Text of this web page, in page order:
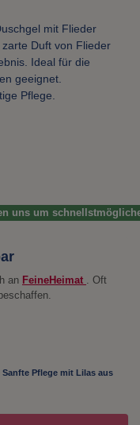
mit Flieder
Duft von Flieder
Ideal für die
geeignet.
Pflege.
uns um
an FeineHeimat
. Oft
Sanfte Pflege mit Lilas aus